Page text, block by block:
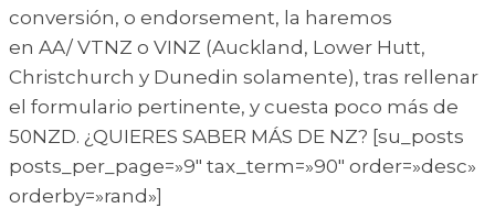
conversión, o endorsement, la haremos
en AA/ VTNZ o VINZ (Auckland, Lower Hutt,
Christchurch y Dunedin solamente), tras rellenar
el formulario pertinente, y cuesta poco más de
50NZD. ¿QUIERES SABER MÁS DE NZ? [su_posts
posts_per_page=»9″ tax_term=»90″ order=»desc»
orderby=»rand»]